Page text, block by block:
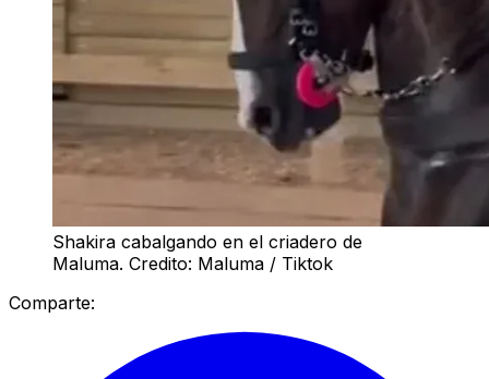
Shakira cabalgando en el criadero de
Maluma. Credito: Maluma / Tiktok
Comparte: